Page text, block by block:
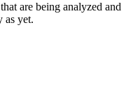
are being analyzed and
as yet.